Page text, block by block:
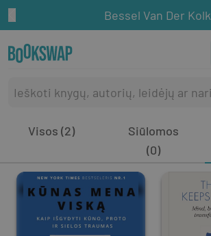
Bessel Van Der Kolk
Visos (2)
Siūlomos
(0)